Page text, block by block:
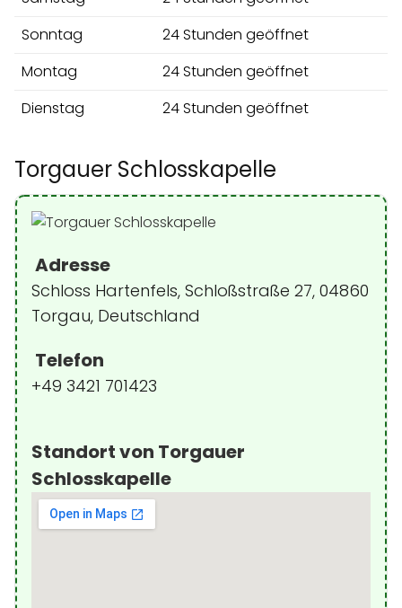
Sonntag
24 Stunden geöffnet
Montag
24 Stunden geöffnet
Dienstag
24 Stunden geöffnet
Torgauer Schlosskapelle
Adresse
Schloss Hartenfels, Schloßstraße 27, 04860
Torgau, Deutschland
Telefon
+49 3421 701423
Standort von Torgauer
Schlosskapelle